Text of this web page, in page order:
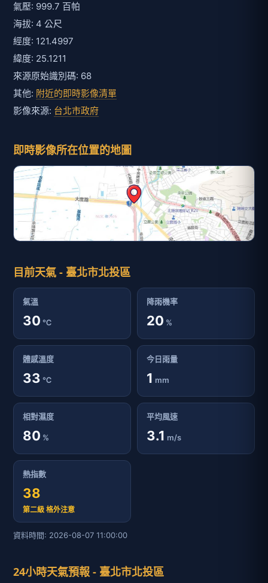
氣壓: 999.7 百帕
海拔: 4 公尺
經度: 121.4997
緯度: 25.1211
來源原始識別碼: 68
其他: 附近的即時影像清單
影像來源: 台北市政府
即時影像所在位置的地圖
目前天氣 - 臺北市北投區
氣溫
30 ℃
降雨機率
20 %
體感溫度
33 ℃
今日雨量
1 mm
相對濕度
80 %
平均風速
3.1 m/s
熱指數
38
第二級 格外注意
資料時間: 2026-08-07 11:00:00
24小時天氣預報 - 臺北市北投區